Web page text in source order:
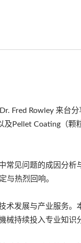
Fred Rowley 来台
Pellet Coating（颗
见问题的成因分析
与热烈回响。
术发展与产业服务。
持续投入专业知识